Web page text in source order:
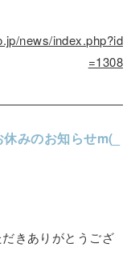
news/index.php?id
=1308
みのお知らせm(_
きありがとうござ